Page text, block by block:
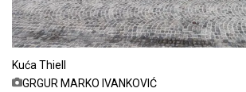
Kuća Thiell
GRGUR MARKO IVANKOVIĆ